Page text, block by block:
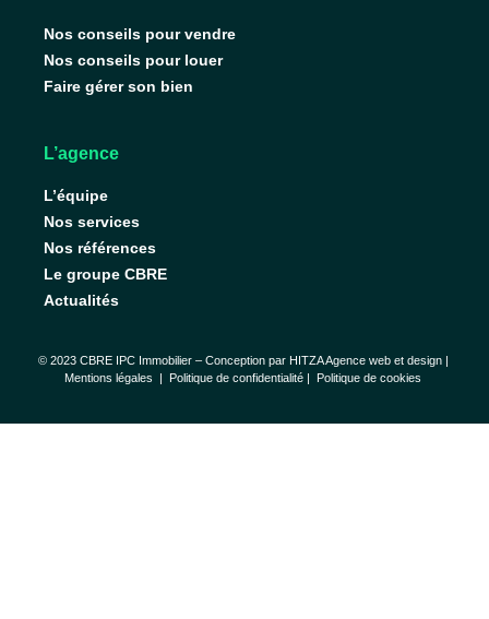
Nos conseils pour vendre
Nos conseils pour louer
Faire gérer son bien
L’agence
L’équipe
Nos services
Nos références
Le groupe CBRE
Actualités
© 2023 CBRE IPC Immobilier – Conception par HITZA Agence web et design|
Mentions légales | Politique de confidentialité | Politique de cookies